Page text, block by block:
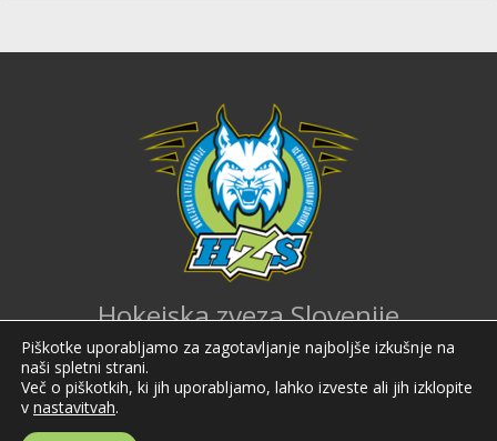
Hokejska zveza Slovenije
Hokejska zveza Slovenije (HZS) je krovna športna organizacija na področju
hokeja v Sloveniji. Organizira tekmovanja v različnih domačih in
mednarodnih hokejskih ligah in pokalih; pod njenim okriljem delujejo tudi
slovenske hokejske reprezentance.
Piškotke uporabljamo za zagotavljanje najboljše izkušnje na
naši spletni strani.
Več o piškotkih, ki jih uporabljamo, lahko izveste ali jih izklopite
v nastavitvah.